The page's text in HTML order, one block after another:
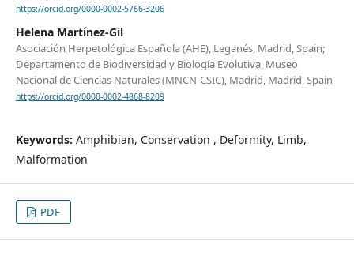
https://orcid.org/0000-0002-5766-3206
Helena Martínez-Gil
Asociación Herpetológica Española (AHE), Leganés, Madrid, Spain;
Departamento de Biodiversidad y Biología Evolutiva, Museo
Nacional de Ciencias Naturales (MNCN-CSIC), Madrid, Madrid, Spain
https://orcid.org/0000-0002-4868-8209
Keywords: Amphibian, Conservation , Deformity, Limb,
Malformation
PDF